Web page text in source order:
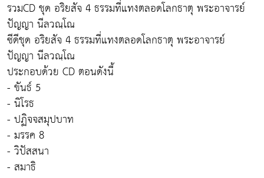
รวมCD ชุด อริยสัจ 4 ธรรมที่แทงตลอดโลกธาตุ พระอาจารย์
ปัญญา นีลวณฺโณ
ซีดีชุด อริยสัจ 4 ธรรมที่แทงตลอดโลกธาตุ พระอาจารย์
ปัญญา นีลวณฺโณ
ประกอบด้วย CD ตอนดังนี้
- ขันธ์ 5
- นิโรธ
- ปฏิจจสมุปบาท
- มรรค 8
- วิปัสสนา
- สมาธิ